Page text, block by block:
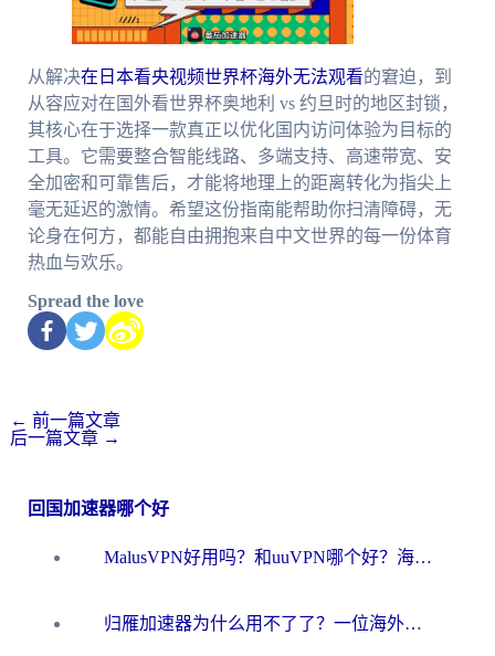
从解决在日本看央视频世界杯海外无法观看的窘迫，到
从容应对在国外看世界杯奥地利 vs 约旦时的地区封锁，
其核心在于选择一款真正以优化国内访问体验为目标的
工具。它需要整合智能线路、多端支持、高速带宽、安
全加密和可靠售后，才能将地理上的距离转化为指尖上
毫无延迟的激情。希望这份指南能帮助你扫清障碍，无
论身在何方，都能自由拥抱来自中文世界的每一份体育
热血与欢乐。
Spread the love
← 前一篇文章
后一篇文章 →
回国加速器哪个好
MalusVPN好用吗？和uuVPN哪个好？海外党无缝访问国内资源的真实对比与选择指南
归雁加速器为什么用不了了？一位海外游子的真实困惑与技术解答